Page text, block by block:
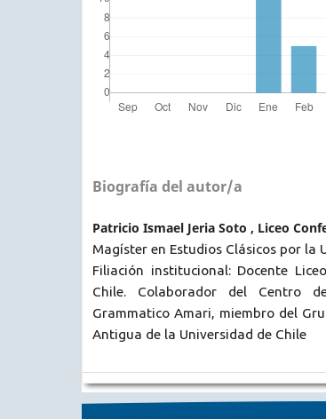
Biografía del autor/a
Patricio Ismael Jeria Soto , Liceo
Magíster en Estudios Clásicos por la
Filiación institucional: Docente
Chile. Colaborador del Centro
Grammatico Amari, miembro del
Antigua de la Universidad de Chile